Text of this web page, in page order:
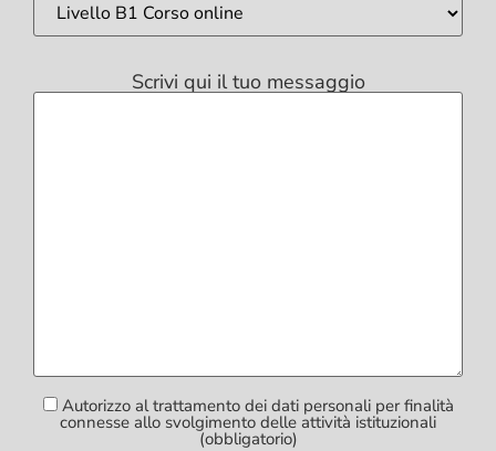
Scrivi qui il tuo messaggio
Autorizzo al trattamento dei dati personali per finalità
connesse allo svolgimento delle attività istituzionali
(obbligatorio)